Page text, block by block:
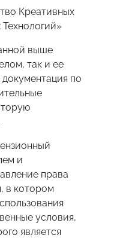
Креативных
выше
так и ее
по
и
права
в котором
условия,
является